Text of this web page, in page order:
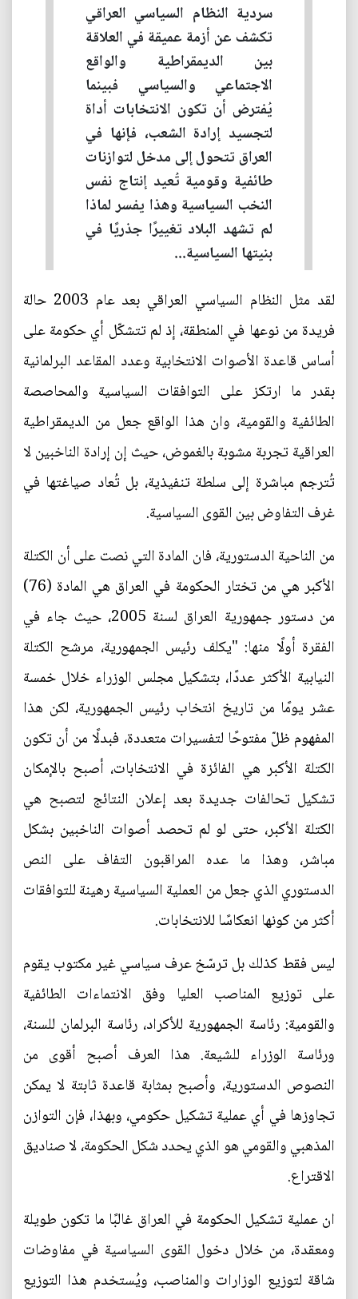
سردية النظام السياسي العراقي
تكشف عن أزمة عميقة في العلاقة
بين الديمقراطية والواقع
الاجتماعي والسياسي فبينما
يُفترض أن تكون الانتخابات أداة
لتجسيد إرادة الشعب، فإنها في
العراق تتحول إلى مدخل لتوازنات
طائفية وقومية تُعيد إنتاج نفس
النخب السياسية وهذا يفسر لماذا
لم تشهد البلاد تغييرًا جذريًا في
بنيتها السياسية...
لقد مثل النظام السياسي العراقي بعد عام 2003 حالة
فريدة من نوعها في المنطقة، إذ لم تتشكّل أي حكومة على
أساس قاعدة الأصوات الانتخابية وعدد المقاعد البرلمانية
بقدر ما ارتكز على التوافقات السياسية والمحاصصة
الطائفية والقومية، وان هذا الواقع جعل من الديمقراطية
العراقية تجربة مشوبة بالغموض، حيث إن إرادة الناخبين لا
تُترجم مباشرة إلى سلطة تنفيذية، بل تُعاد صياغتها في
غرف التفاوض بين القوى السياسية.
من الناحية الدستورية، فان المادة التي نصت على أن الكتلة
الأكبر هي من تختار الحكومة في العراق هي المادة (76)
من دستور جمهورية العراق لسنة 2005، حيث جاء في
الفقرة أولًا منها: "يكلف رئيس الجمهورية، مرشح الكتلة
النيابية الأكثر عددًا، بتشكيل مجلس الوزراء خلال خمسة
عشر يومًا من تاريخ انتخاب رئيس الجمهورية، لكن هذا
المفهوم ظلّ مفتوحًا لتفسيرات متعددة، فبدلًا من أن تكون
الكتلة الأكبر هي الفائزة في الانتخابات، أصبح بالإمكان
تشكيل تحالفات جديدة بعد إعلان النتائج لتصبح هي
الكتلة الأكبر، حتى لو لم تحصد أصوات الناخبين بشكل
مباشر، وهذا ما عده المراقبون التفاف على النص
الدستوري الذي جعل من العملية السياسية رهينة للتوافقات
أكثر من كونها انعكاسًا للانتخابات.
ليس فقط كذلك بل ترسّخ عرف سياسي غير مكتوب يقوم
على توزيع المناصب العليا وفق الانتماءات الطائفية
والقومية: رئاسة الجمهورية للأكراد، رئاسة البرلمان للسنة،
ورئاسة الوزراء للشيعة. هذا العرف أصبح أقوى من
النصوص الدستورية، وأصبح بمثابة قاعدة ثابتة لا يمكن
تجاوزها في أي عملية تشكيل حكومي، وبهذا، فإن التوازن
المذهبي والقومي هو الذي يحدد شكل الحكومة، لا صناديق
الاقتراع.
ان عملية تشكيل الحكومة في العراق غالبًا ما تكون طويلة
ومعقدة، من خلال دخول القوى السياسية في مفاوضات
شاقة لتوزيع الوزارات والمناصب، ويُستخدم هذا التوزيع